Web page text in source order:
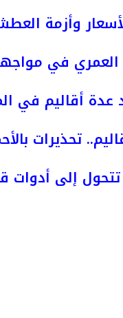
وأزمة
العمري في
عدة أقاليم في
تحذيرات
إلى أدوات